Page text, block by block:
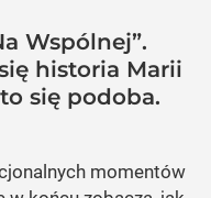
Wspólnej”.
historia Marii
się podoba.
momentów